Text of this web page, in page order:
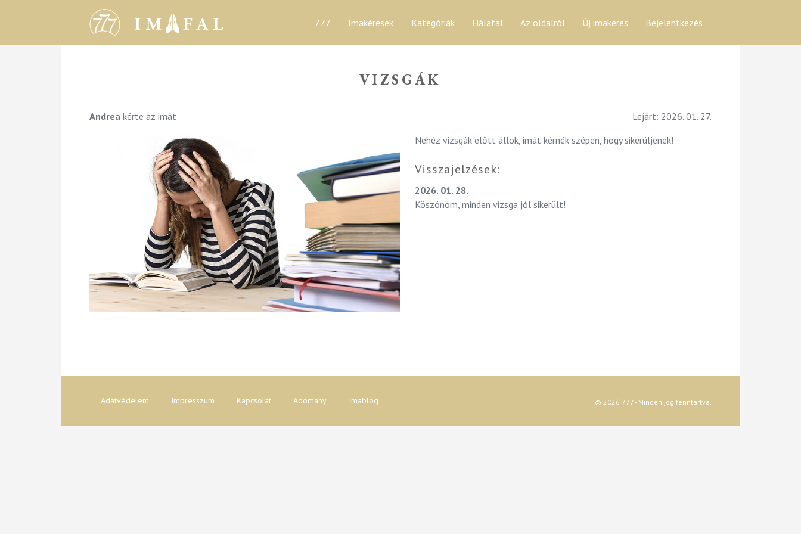
777 Imakérések Kategóriák Hálafal Az oldalról Új imakérés Bejelentkezés
VIZSGÁK
Andrea kérte az imát
Lejárt: 2026. 01. 27.
Nehéz vizsgák előtt állok, imát kérnék szépen, hogy sikerüljenek!
Visszajelzések:
2026. 01. 28.
Köszönöm, minden vizsga jól sikerült!
Adatvédelem Impresszum Kapcsolat Adomány Imablog © 2026 777 - Minden jog fenntartva.